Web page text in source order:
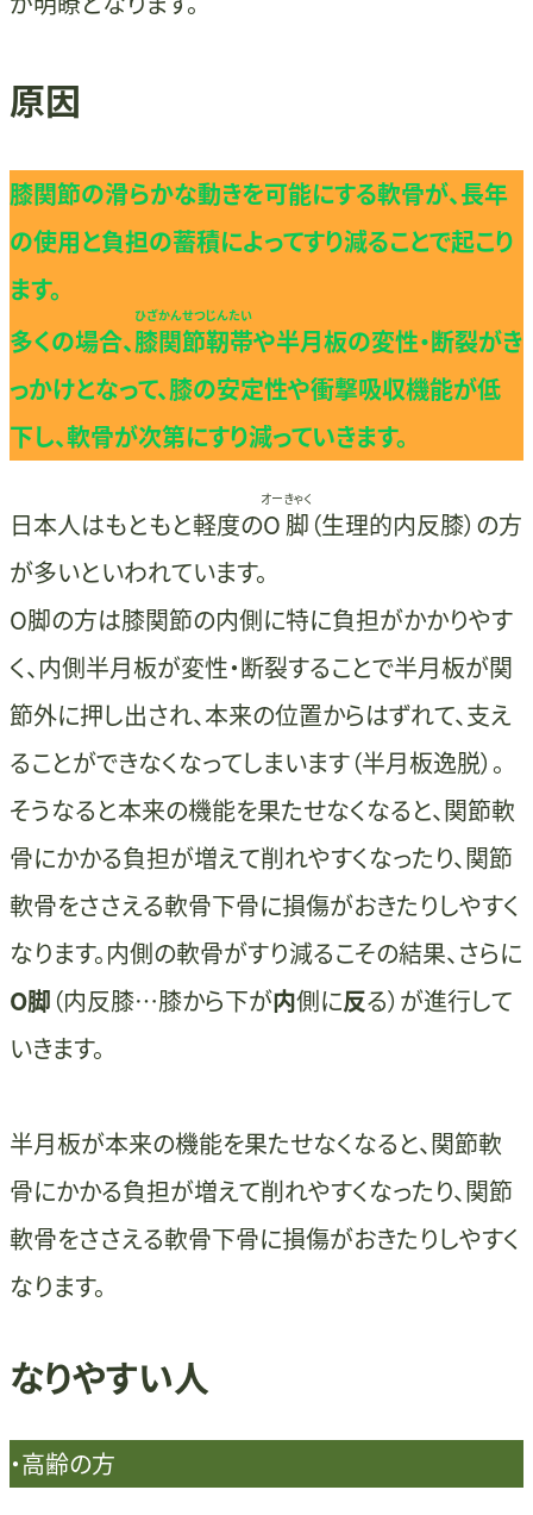
原因
膝関節の滑らかな動きを可能にする軟骨が、長年
の使用と負担の蓄積によってすり減ることで起こり
ます。
多くの場合、膝関節靭帯
ひざかんせつじんたい
や半月板の変性・断裂がき
っかけとなって、膝の安定性や衝撃吸収機能が低
下し、軟骨が次第にすり減っていきます。
日本人はもともと軽度のO脚
オーきゃく
（生理的内反膝）の方
が多いといわれています。
O脚の方は膝関節の内側に特に負担がかかりやす
く、内側半月板が変性・断裂することで半月板が関
節外に押し出され、本来の位置からはずれて、支え
ることができなくなってしまいます（半月板逸脱）。
そうなると本来の機能を果たせなくなると、関節軟
骨にかかる負担が増えて削れやすくなったり、関節
軟骨をささえる軟骨下骨に損傷がおきたりしやすく
なります。内側の軟骨がすり減るこその結果、さらに
O脚 （内反膝…膝から下が内側に反る）が進行して
いきます。
半月板が本来の機能を果たせなくなると、関節軟
骨にかかる負担が増えて削れやすくなったり、関節
軟骨をささえる軟骨下骨に損傷がおきたりしやすく
なります。
なりやすい人
・高齢の方